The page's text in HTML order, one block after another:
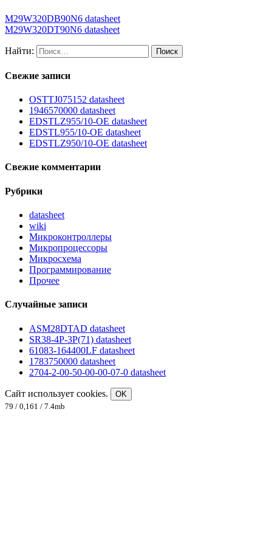
M29W320DB90N6 datasheet
M29W320DT90N6 datasheet
Найти:
Свежие записи
OSTTJ075152 datasheet
1946570000 datasheet
EDSTLZ955/10-OE datasheet
EDSTL955/10-OE datasheet
EDSTLZ950/10-OE datasheet
Свежие комментарии
Рубрики
datasheet
wiki
Микроконтроллеры
Микропроцессоры
Микросхема
Программирование
Прочее
Случайные записи
ASM28DTAD datasheet
SR38-4P-3P(71) datasheet
61083-164400LF datasheet
1783750000 datasheet
2704-2-00-50-00-00-07-0 datasheet
Сайт использует cookies.
OK
79 / 0,161 / 7.4mb